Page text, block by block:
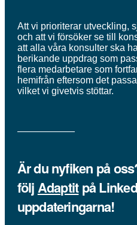
Att vi prioriterar utveckling,
och att vi försöker se till
att alla våra konsulter ska
berikande uppdrag som
flera medarbetare som
hemifrån eftersom det
vilket vi givetvis stöttar.
——————
Är du nyfiken på
följAdaptitpå
uppdateringarna!